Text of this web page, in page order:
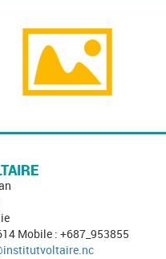
Mobile : +687_953855